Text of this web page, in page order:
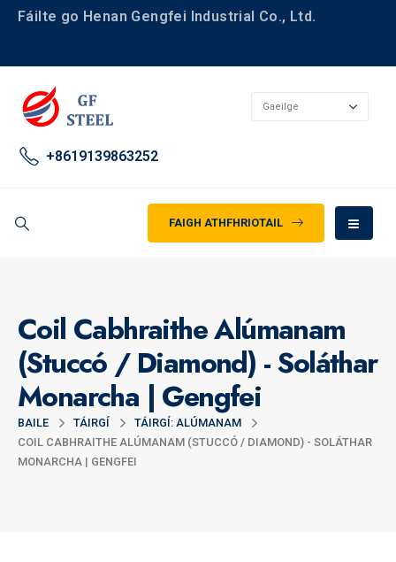
Fáilte go Henan Gengfei Industrial Co., Ltd.
+8619139863252
FAIGH ATHFHRIOTAIL
Coil Cabhraithe Alúmanam
(Stuccó / Diamond) - Soláthar
Monarcha | Gengfei
BAILE TÁIRGÍ
TÁIRGÍ: ALÚMANAM
COIL CABHRAITHE ALÚMANAM (STUCCÓ / DIAMOND) - SOLÁTHAR
MONARCHA | GENGFEI